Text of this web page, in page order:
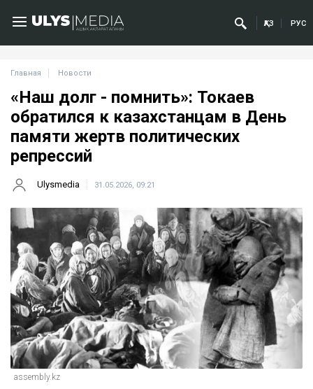
ҚАЗ РУС
Главная Новости
«Наш долг - помнить»: Токаев
обратился к казахстанцам в День
памяти жертв политических
репрессий
Ulysmedia 31.05.2026, 09:21
assembly.kz